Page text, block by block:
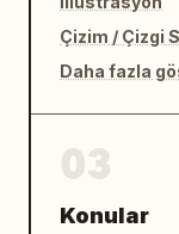
Çizim / Çizgi
Daha fazla
Konular